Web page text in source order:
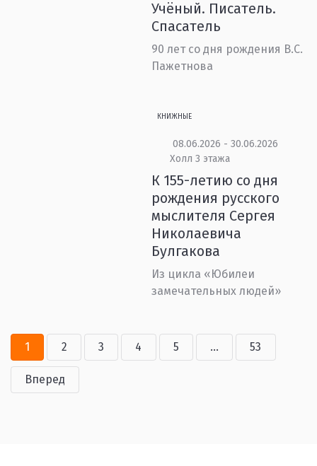
Учёный. Писатель.
Спасатель
90 лет со дня рождения В.С.
Пажетнова
КНИЖНЫЕ
08.06.2026 - 30.06.2026
Холл 3 этажа
К 155-летию со дня
рождения русского
мыслителя Сергея
Николаевича
Булгакова
Из цикла «Юбилеи
замечательных людей»
1 2 3 4 5 ... 53
Вперед